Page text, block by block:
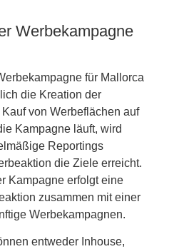
Werbekampagne
für Mallorca
die Kreation der
von Werbeflächen auf
Kampagne läuft, wird
Reportings
die Ziele erreicht.
Kampagne erfolgt eine
zusammen mit einer
Werbekampagnen.
entweder Inhouse,